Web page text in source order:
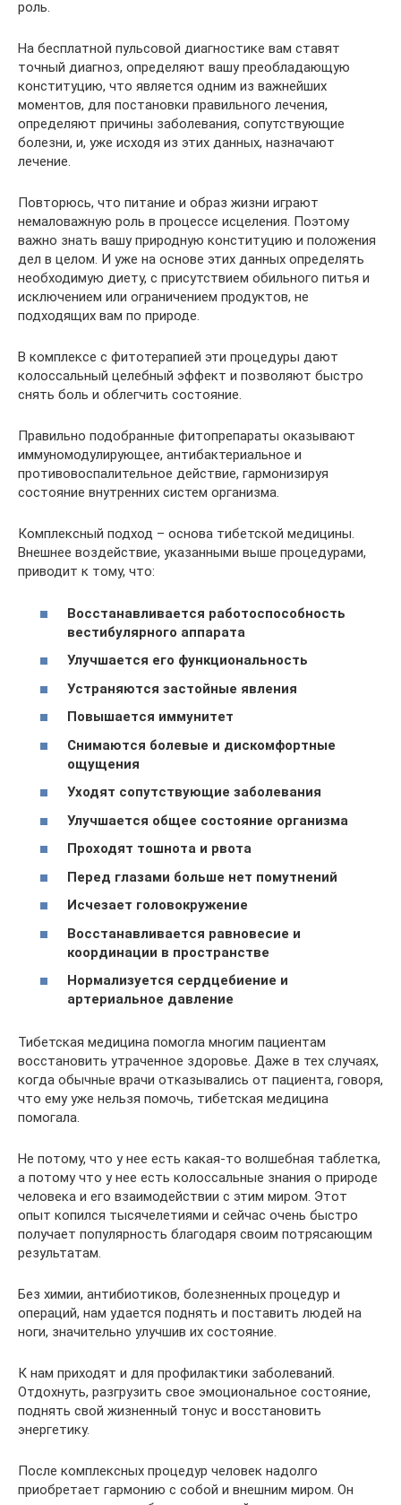
роль.
На бесплатной пульсовой диагностике вам ставят
точный диагноз, определяют вашу преобладающую
конституцию, что является одним из важнейших
моментов, для постановки правильного лечения,
определяют причины заболевания, сопутствующие
болезни, и, уже исходя из этих данных, назначают
лечение.
Повторюсь, что питание и образ жизни играют
немаловажную роль в процессе исцеления. Поэтому
важно знать вашу природную конституцию и положения
дел в целом. И уже на основе этих данных определять
необходимую диету, с присутствием обильного питья и
исключением или ограничением продуктов, не
подходящих вам по природе.
В комплексе с фитотерапией эти процедуры дают
колоссальный целебный эффект и позволяют быстро
снять боль и облегчить состояние.
Правильно подобранные фитопрепараты оказывают
иммуномодулирующее, антибактериальное и
противовоспалительное действие, гармонизируя
состояние внутренних систем организма.
Комплексный подход – основа тибетской медицины.
Внешнее воздействие, указанными выше процедурами,
приводит к тому, что:
Восстанавливается работоспособность
вестибулярного аппарата
Улучшается его функциональность
Устраняются застойные явления
Повышается иммунитет
Снимаются болевые и дискомфортные
ощущения
Уходят сопутствующие заболевания
Улучшается общее состояние организма
Проходят тошнота и рвота
Перед глазами больше нет помутнений
Исчезает головокружение
Восстанавливается равновесие и
координации в пространстве
Нормализуется сердцебиение и
артериальное давление
Тибетская медицина помогла многим пациентам
восстановить утраченное здоровье. Даже в тех случаях,
когда обычные врачи отказывались от пациента, говоря,
что ему уже нельзя помочь, тибетская медицина
помогала.
Не потому, что у нее есть какая-то волшебная таблетка,
а потому что у нее есть колоссальные знания о природе
человека и его взаимодействии с этим миром. Этот
опыт копился тысячелетиями и сейчас очень быстро
получает популярность благодаря своим потрясающим
результатам.
Без химии, антибиотиков, болезненных процедур и
операций, нам удается поднять и поставить людей на
ноги, значительно улучшив их состояние.
К нам приходят и для профилактики заболеваний.
Отдохнуть, разгрузить свое эмоциональное состояние,
поднять свой жизненный тонус и восстановить
энергетику.
После комплексных процедур человек надолго
приобретает гармонию с собой и внешним миром. Он